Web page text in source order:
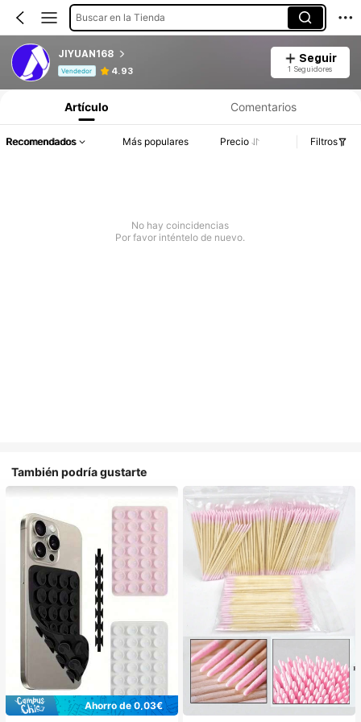
Buscar en la Tienda
JIYUAN168
Vendedor 4.93
Seguir
1 Seguidores
Artículo Comentarios
Recomendados Más populares Precio Filtros
No hay coincidencias
Por favor inténtelo de nuevo.
También podría gustarte
Ahorro de 0,03€